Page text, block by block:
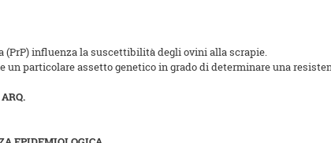
(PrP) influenza la suscettibilità degli ovini alla scrapie.
particolare assetto genetico in grado di determinare una